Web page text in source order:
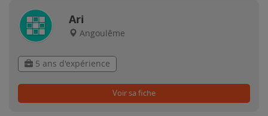
Ari
Angoulême
5 ans d'expérience
Voir sa fiche